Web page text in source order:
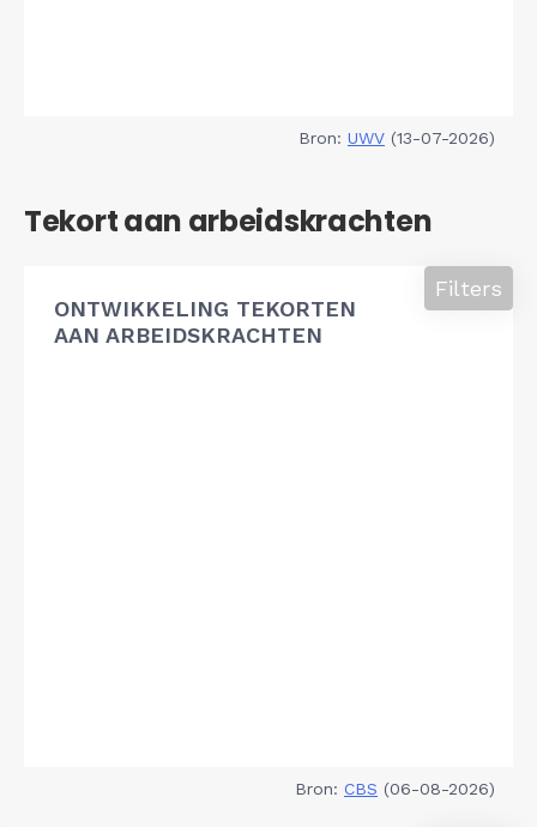
Bron: UWV (13-07-2026)
Tekort aan arbeidskrachten
ONTWIKKELING TEKORTEN
AAN ARBEIDSKRACHTEN
Filters
Bron: CBS (06-08-2026)